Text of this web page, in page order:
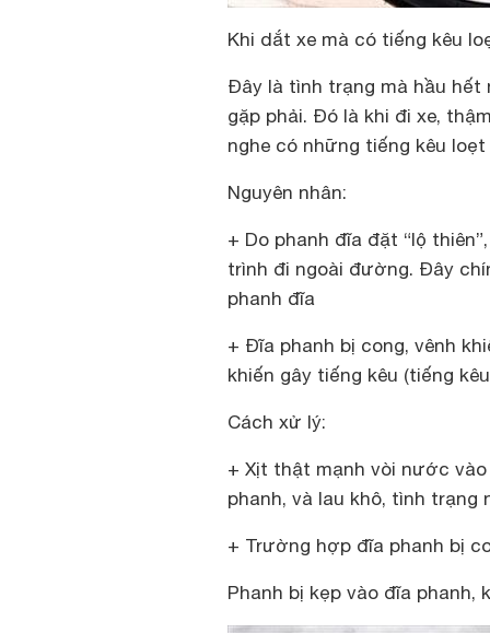
Khi dắt xe mà có tiếng kêu
Đây là tình trạng mà hầu hết
gặp phải. Đó là khi đi xe,
nghe có những tiếng kêu
Nguyên nhân:
+ Do phanh đĩa đặt “lộ
trình đi ngoài đường. Đây
phanh đĩa
+ Đĩa phanh bị cong, vênh
khiến gây tiếng kêu (tiếng
Cách xử lý:
+ Xịt thật mạnh vòi nước
phanh, và lau khô, tình trạng
+ Trường hợp đĩa phanh bị
Phanh bị kẹp vào đĩa